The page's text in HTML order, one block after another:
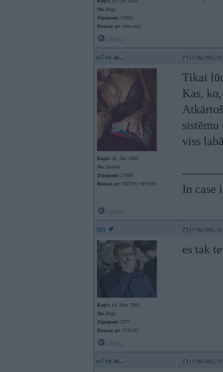
No: Rīga
Ziņojumi: 29302
Braucu ar: cietu seju
se7en 13. Mar 2005,
Kopš: 28. Dec 2004
No: Dobele
Ziņojumi: 27668
Braucu ar: SE7EN, MV-989
Tikai
Kas,
sistēmu
viss
In case
M3 13. Mar 2005,
Kopš: 14. May 2002
No: Rīga
Ziņojumi: 3377
Braucu ar: VOLVO
es tak
se7en 13. Mar 2005,